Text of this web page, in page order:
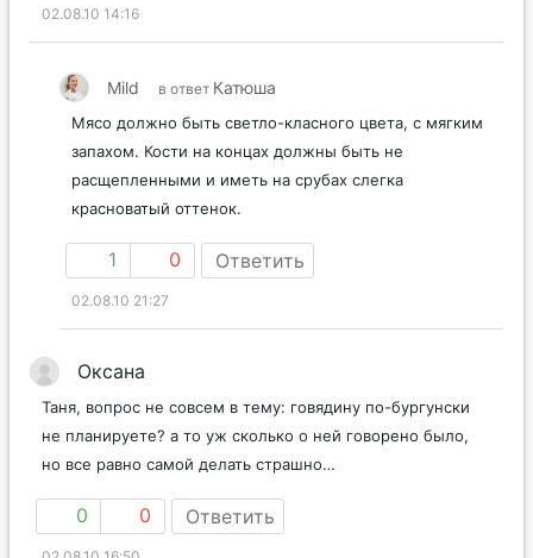
02.08.10 14:16
Mild в ответ Катюша
Мясо должно быть светло-класного цвета, с мягким
запахом. Кости на концах должны быть не
расщепленными и иметь на срубах слегка
красноватый оттенок.
1 0 Ответить
02.08.10 21:27
Оксана
Таня, вопрос не совсем в тему: говядину по-бургунски
не планируете? а то уж сколько о ней говорено было,
но все равно самой делать страшно…
0 0 Ответить